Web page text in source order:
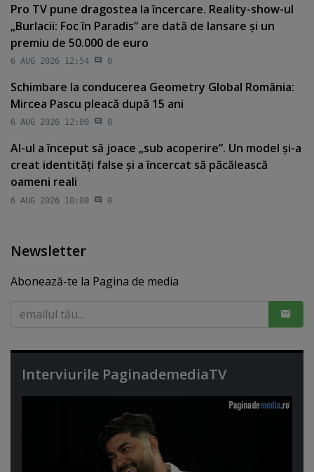
Pro TV pune dragostea la încercare. Reality-show-ul
„Burlacii: Foc în Paradis” are dată de lansare şi un
premiu de 50.000 de euro
6 AUG 2026 12:54 0
Schimbare la conducerea Geometry Global România:
Mircea Pascu pleacă după 15 ani
6 AUG 2026 12:00 0
AI-ul a început să joace „sub acoperire”. Un model şi-a
creat identităţi false şi a încercat să păcălească
oameni reali
6 AUG 2026 10:00 0
Newsletter
Abonează-te la Pagina de media
Interviurile PaginademediaTV